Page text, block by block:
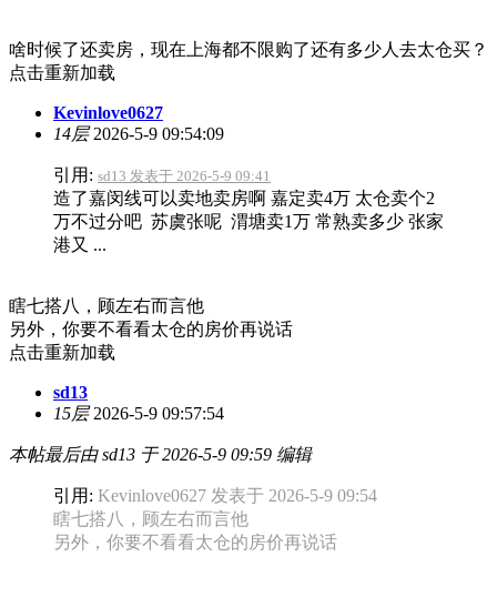
啥时候了还卖房，现在上海都不限购了还有多少人去太仓买？
点击重新加载
Kevinlove0627
14层2026-5-9 09:54:09
引用: sd13 发表于 2026-5-9 09:41
造了嘉闵线可以卖地卖房啊 嘉定卖4万 太仓卖个2
万不过分吧 苏虞张呢 渭塘卖1万 常熟卖多少 张家
港又 ...
瞎七搭八，顾左右而言他
另外，你要不看看太仓的房价再说话
点击重新加载
sd13
15层2026-5-9 09:57:54
本帖最后由 sd13 于 2026-5-9 09:59 编辑
引用: Kevinlove0627 发表于 2026-5-9 09:54
瞎七搭八，顾左右而言他
另外，你要不看看太仓的房价再说话